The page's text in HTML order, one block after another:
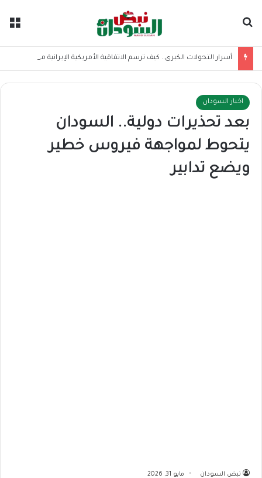
اخبار السودان
بعد تحذيرات دولية.. السودان
يتحوط لمواجهة فيروس خطير
ويضع تدابير
نبض السودان مايو 31, 2026